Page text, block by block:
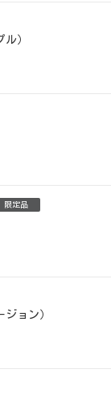
）
限定品
ョン）